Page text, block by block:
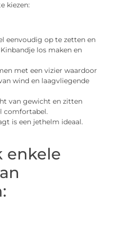
kiezen:
eenvoudig op te zetten en
los maken en
met een vizier waardoor
wind en laagvliegende
van gewicht en zitten
comfortabel.
is een jethelm ideaal.
enkele